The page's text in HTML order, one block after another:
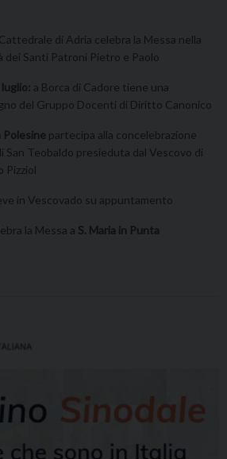
di Adria celebra la Messa nella
dei Santi Patroni Pietro e Paolo
a Borca di Cadore tiene una
del Gruppo Docenti di Diritto Canonico
Polesine partecipa alla concelebrazione
San Teobaldo presieduta dal Vescovo di
Pizziol
in Vescovado su appuntamento
la Messa a S. Maria in Punta